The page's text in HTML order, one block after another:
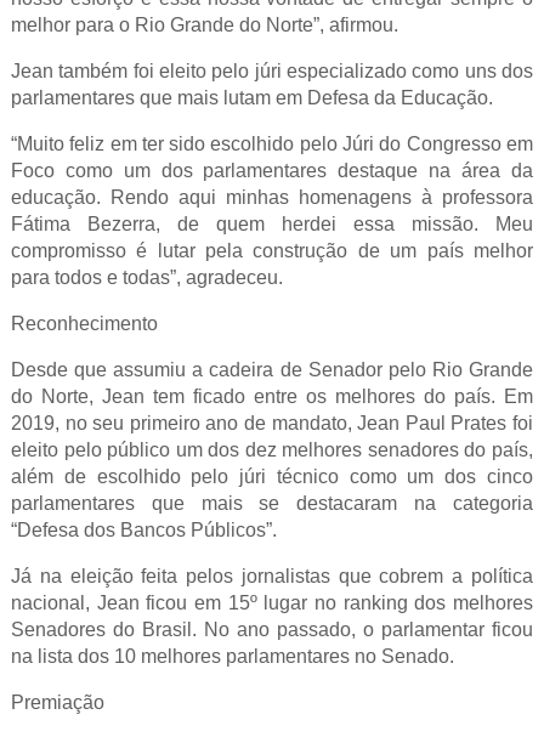
melhor para o Rio Grande do Norte”, afirmou.
Jean também foi eleito pelo júri especializado como uns dos
parlamentares que mais lutam em Defesa da Educação.
“Muito feliz em ter sido escolhido pelo Júri do Congresso em
Foco como um dos parlamentares destaque na área da
educação. Rendo aqui minhas homenagens à professora
Fátima Bezerra, de quem herdei essa missão. Meu
compromisso é lutar pela construção de um país melhor
para todos e todas”, agradeceu.
Reconhecimento
Desde que assumiu a cadeira de Senador pelo Rio Grande
do Norte, Jean tem ficado entre os melhores do país. Em
2019, no seu primeiro ano de mandato, Jean Paul Prates foi
eleito pelo público um dos dez melhores senadores do país,
além de escolhido pelo júri técnico como um dos cinco
parlamentares que mais se destacaram na categoria
“Defesa dos Bancos Públicos”.
Já na eleição feita pelos jornalistas que cobrem a política
nacional, Jean ficou em 15º lugar no ranking dos melhores
Senadores do Brasil. No ano passado, o parlamentar ficou
na lista dos 10 melhores parlamentares no Senado.
Premiação